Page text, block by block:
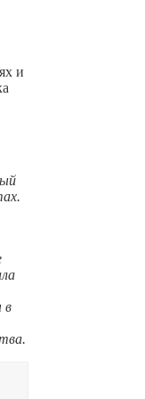
и
в